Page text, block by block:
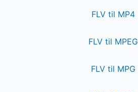
FLV til MP4
FLV til MPEG
FLV til MPG